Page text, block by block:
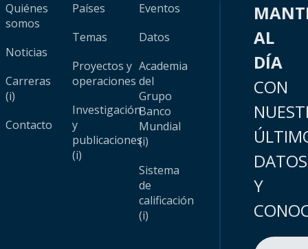
Quiénes
somos
Noticias
Carreras
(i)
Contacto
Países
Temas
Proyectos y
operaciones
Investigación
y
publicaciones
(i)
Eventos
Datos
Academia
del
Grupo
Banco
Mundial
(i)
Sistema
de
calificación
(i)
AL
DÍA
CON
DATOS
Y